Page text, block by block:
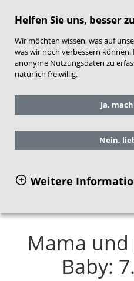
Helfen Sie uns, besser
Wir möchten wissen, was auf
was wir noch verbessern
anonyme Nutzungsdaten zu
natürlich freiwillig.
Ja,
Nein,
Weitere
Sie befinden sich hier:
Arbeitshilfen für die
Inhalte und Aufbau
Mama und
Baby: